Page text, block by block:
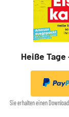
Heiße
Sie erhalten einen